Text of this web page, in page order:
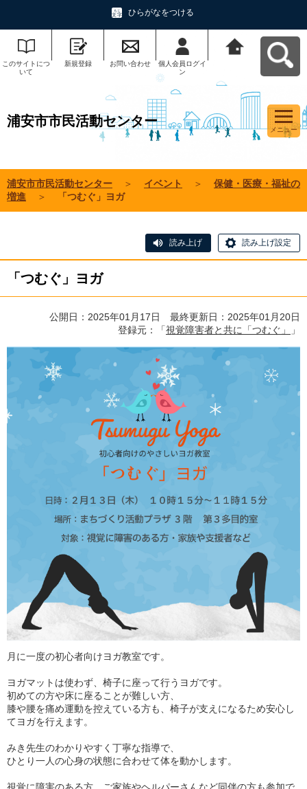
ひらがなをつける
このサイトにつ
いて
新規登録 お問い合わせ
個人会員ログイ
ン
浦安市市民活動センター
メニュー
浦安市市民活動センター ＞ イベント ＞
保健・医療・福祉の
増進
＞ 「つむぐ」ヨガ
読み上げ 読み上げ設定
「つむぐ」ヨガ
公開日：2025年01月17日 最終更新日：2025年01月20日
登録元：「視覚障害者と共に「つむぐ」 」
月に一度の初心者向けヨガ教室です。
ヨガマットは使わず、椅子に座って行うヨガです。
初めての方や床に座ることが難しい方、
膝や腰を痛め運動を控えている方も、椅子が支えになるため安心し
てヨガを行えます。
みき先生のわかりやすく丁寧な指導で、
ひとり一人の心身の状態に合わせて体を動かします。